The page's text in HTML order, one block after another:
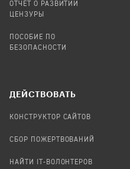
ОТЧЕТ О РАЗВИТИИ
ЦЕНЗУРЫ
ПОСОБИЕ ПО
БЕЗОПАСНОСТИ
ДЕЙСТВОВАТЬ
КОНСТРУКТОР САЙТОВ
СБОР ПОЖЕРТВОВАНИЙ
НАЙТИ IT-ВОЛОНТЕРОВ